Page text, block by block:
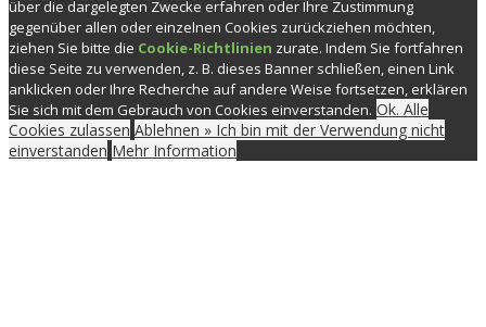
über die dargelegten Zwecke erfahren oder Ihre Zustimmung
gegenüber allen oder einzelnen Cookies zurückziehen möchten,
ziehen Sie bitte die Cookie-Richtlinien zurate. Indem Sie fortfahren
diese Seite zu verwenden, z. B. dieses Banner schließen, einen Link
anklicken oder Ihre Recherche auf andere Weise fortsetzen, erklären
Sie sich mit dem Gebrauch von Cookies einverstanden. Ok. Alle
Cookies zulassen Ablehnen » Ich bin mit der Verwendung nicht
einverstanden Mehr Information